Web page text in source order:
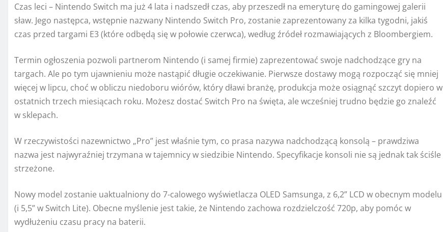
Czas leci – Nintendo Switch ma już 4 lata i nadszedł czas, aby przeszedł na emeryturę do gamingowej galerii
sław. Jego następca, wstępnie nazwany Nintendo Switch Pro, zostanie zaprezentowany za kilka tygodni, jakiś
czas przed targami E3 (które odbędą się w połowie czerwca), według źródeł rozmawiających z Bloombergiem.
Termin ogłoszenia pozwoli partnerom Nintendo (i samej firmie) zaprezentować swoje nadchodzące gry na
targach. Ale po tym ujawnieniu może nastąpić długie oczekiwanie. Pierwsze dostawy mogą rozpocząć się mniej
więcej w lipcu, choć w obliczu niedoboru wiórów, który dławi branżę, produkcja może osiągnąć szczyt dopiero w
ostatnich trzech miesiącach roku. Możesz dostać Switch Pro na święta, ale wcześniej trudno będzie go znaleźć
w sklepach.
W rzeczywistości nazewnictwo „Pro” jest właśnie tym, co prasa nazywa nadchodzącą konsolą – prawdziwa
nazwa jest najwyraźniej trzymana w tajemnicy w siedzibie Nintendo. Specyfikacje konsoli nie są jednak tak ściśle
strzeżone.
Nowy model zostanie uaktualniony do 7-calowego wyświetlacza OLED Samsunga, z 6,2” LCD w obecnym modelu
(i 5,5” w Switch Lite). Obecne myślenie jest takie, że Nintendo zachowa rozdzielczość 720p, aby pomóc w
wydłużeniu czasu pracy na baterii.